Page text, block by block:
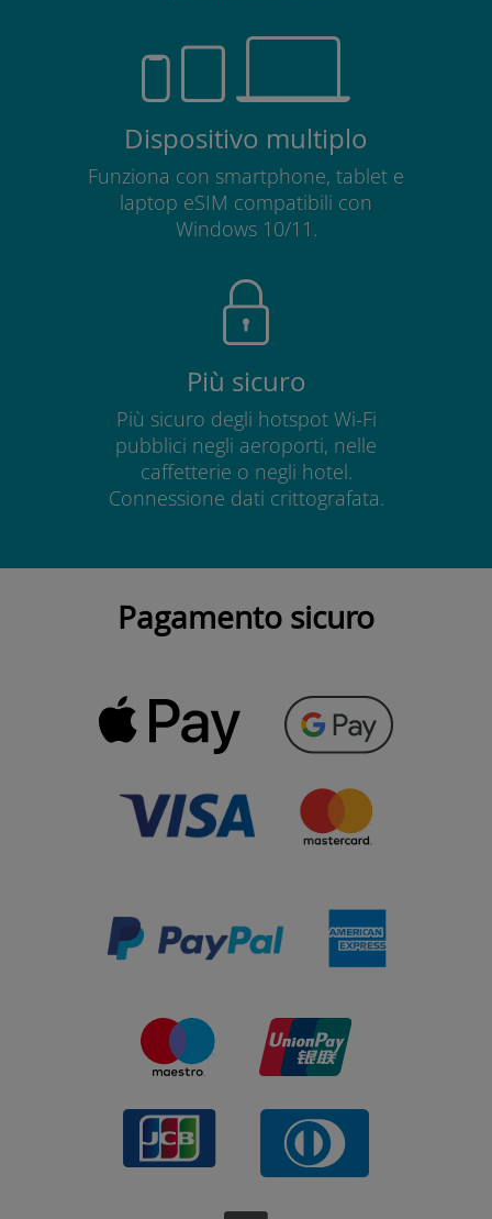
Dispositivo multiplo
Funziona con smartphone, tablet e
laptop eSIM compatibili con
Windows 10/11.
Più sicuro
Più sicuro degli hotspot Wi-Fi
pubblici negli aeroporti, nelle
caffetterie o negli hotel.
Connessione dati crittografata.
Pagamento sicuro